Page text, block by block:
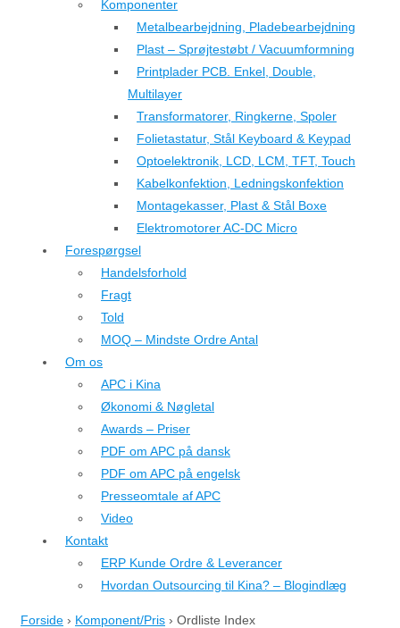
Komponenter
Metalbearbejdning, Pladebearbejdning
Plast – Sprøjtestøbt / Vacuumformning
Printplader PCB. Enkel, Double,
Multilayer
Transformatorer, Ringkerne, Spoler
Folietastatur, Stål Keyboard & Keypad
Optoelektronik, LCD, LCM, TFT, Touch
Kabelkonfektion, Ledningskonfektion
Montagekasser, Plast & Stål Boxe
Elektromotorer AC-DC Micro
Forespørgsel
Handelsforhold
Fragt
Told
MOQ – Mindste Ordre Antal
Om os
APC i Kina
Økonomi & Nøgletal
Awards – Priser
PDF om APC på dansk
PDF om APC på engelsk
Presseomtale af APC
Video
Kontakt
ERP Kunde Ordre & Leverancer
Hvordan Outsourcing til Kina? – Blogindlæg
Forside › Komponent/Pris › Ordliste Index